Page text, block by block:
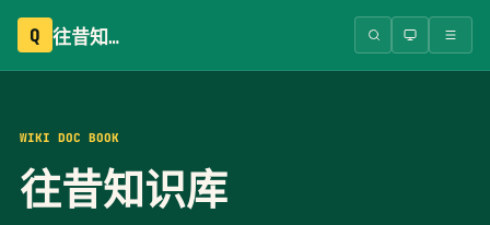
Q 往昔知识库
WIKI DOC BOOK
往昔知识库